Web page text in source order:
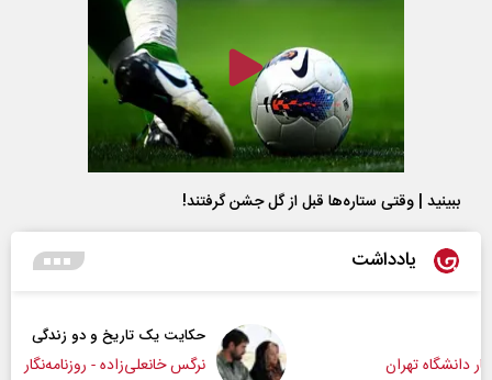
ببینید | وقتی ستاره‌ها قبل از گل جشن گرفتند!
یادداشت
حکایت یک تاریخ و دو زندگی
نرگس خانعلی‌زاده - روزنامه‌نگار